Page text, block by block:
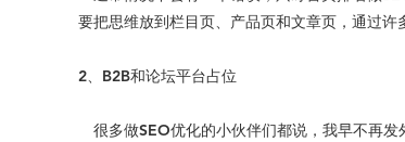
要把思维放到栏目页、产品页和文章页，通过
2、B2B和论坛平台占位
很多做SEO优化的小伙伴们都说，我早不再发